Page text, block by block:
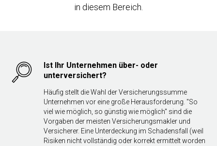
in diesem Bereich.
Ist Ihr Unternehmen über- oder
unterversichert?
Häufig stellt die Wahl der Versicherungssumme
Unternehmen vor eine große Herausforderung. "So
viel wie möglich, so günstig wie möglich" sind die
Vorgaben der meisten Versicherungsmakler und
Versicherer. Eine Unterdeckung im Schadensfall (weil
Risiken nicht vollständig oder korrekt ermittelt worden